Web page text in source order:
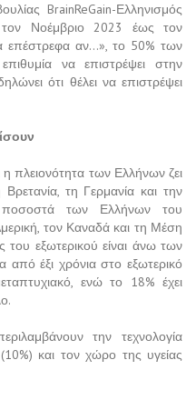
BrainReGain-Ελληνισμός
Νοέμβριο 2023 έως τον
επέστρεφα αν…», το 50% των
να επιστρέψει στην
ότι θέλει να επιστρέψει
πλειονότητα των Ελλήνων ζει
τη Γερμανία και την
ποσοστά των Ελλήνων του
τον Καναδά και τη Μέση
του εξωτερικού είναι άνω των
έξι χρόνια στο εξωτερικό
ενώ το 18% έχει
την τεχνολογία
και τον χώρο της υγείας